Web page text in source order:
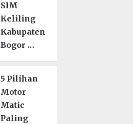
SIM
Keliling
Kabupaten
Bogor …
5 Pilihan
Motor
Matic
Paling